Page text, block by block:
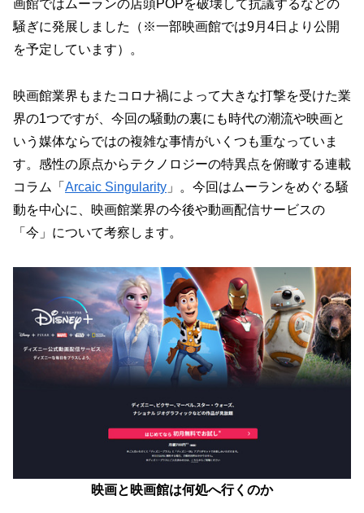
画館ではムーランの店頭POPを破壊して抗議するなどの
騒ぎに発展しました（※一部映画館では9月4日より公開
を予定しています）。
映画館業界もまたコロナ禍によって大きな打撃を受けた業
界の1つですが、今回の騒動の裏にも時代の潮流や映画と
いう媒体ならではの複雑な事情がいくつも重なっていま
す。感性の原点からテクノロジーの特異点を俯瞰する連載
コラム「 Arcaic Singularity 」。今回はムーランをめぐる騒
動を中心に、映画館業界の今後や動画配信サービスの
「今」について考察します。
映画と映画館は何処へ行くのか